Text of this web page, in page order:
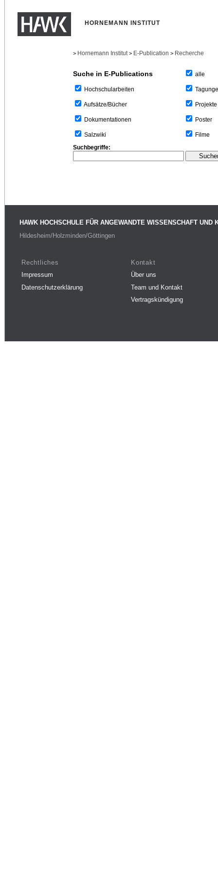
HORNEMANN INSTITUT
> Hornemann Institut > E-Publication > Recherche
Suche in E-Publications
Hochschularbeiten
Aufsätze/Bücher
Dokumentationen
Salzwiki
alle
Projekte
Poster
Filme
Suchbegriffe:
HAWK HOCHSCHULE FÜR ANGEWANDTE WISSENSCHAFT UND
Hildesheim/Holzminden/Göttingen
Rechtliches
Impressum
Datenschutzerklärung
Kontakt
Über uns
Team und Kontakt
Vertragskündigung